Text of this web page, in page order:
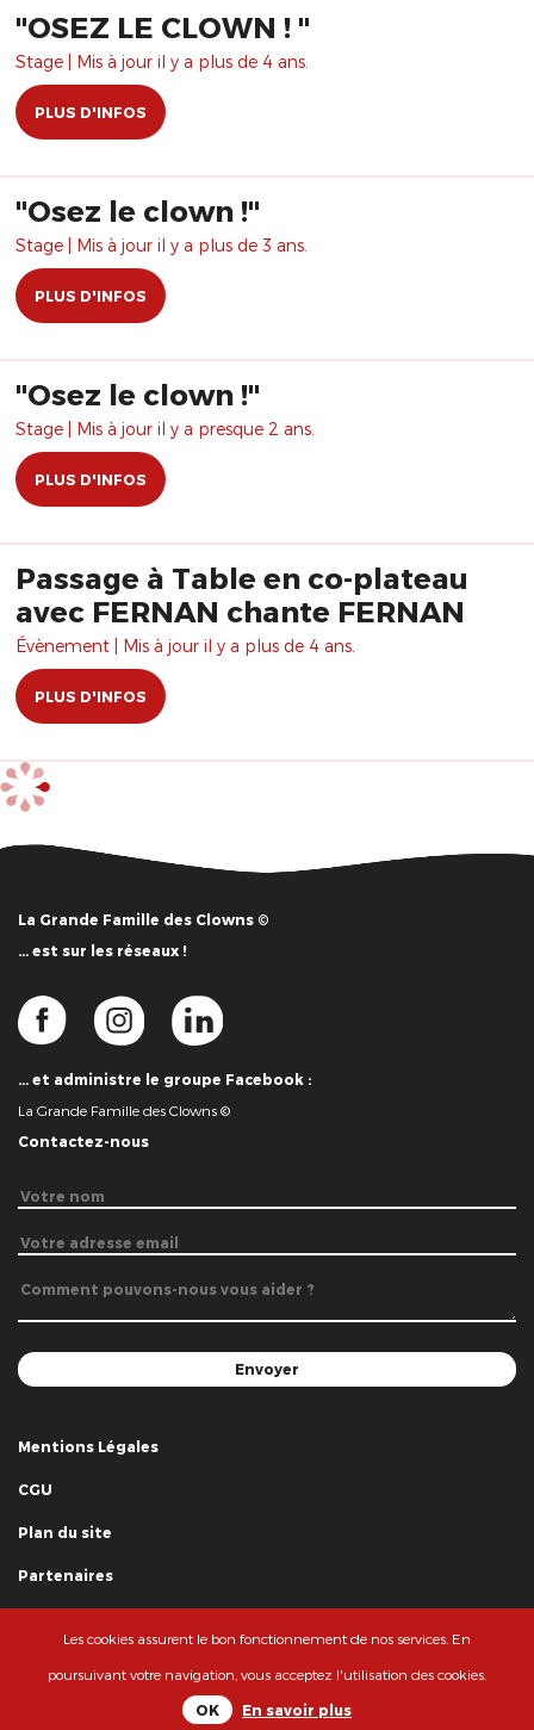
"OSEZ LE CLOWN ! "
Stage | Mis à jour il y a plus de 4 ans.
PLUS D'INFOS
"Osez le clown !"
Stage | Mis à jour il y a plus de 3 ans.
PLUS D'INFOS
"Osez le clown !"
Stage | Mis à jour il y a presque 2 ans.
PLUS D'INFOS
Passage à Table en co-plateau
avec FERNAN chante FERNAN
Évènement | Mis à jour il y a plus de 4 ans.
PLUS D'INFOS
La Grande Famille des Clowns ©
… est sur les réseaux !
… et administre le groupe Facebook :
La Grande Famille des Clowns ©
Contactez-nous
Mentions Légales
CGU
Plan du site
Partenaires
© La Grande Famille des Clowns - 2018
Les cookies assurent le bon fonctionnement de nos services. En
poursuivant votre navigation, vous acceptez l'utilisation des cookies.
OK En savoir plus